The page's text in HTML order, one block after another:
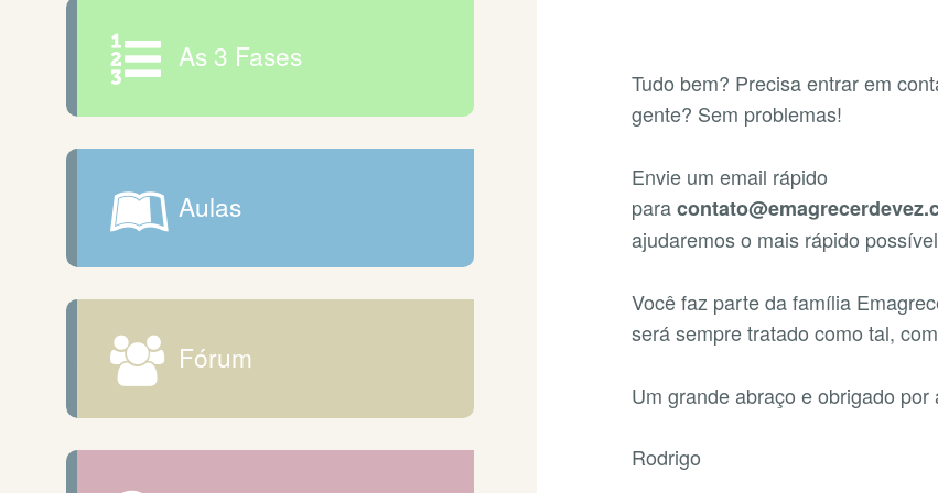
Tudo bem? Precisa entrar em
gente? Sem problemas!
Envie um email rápido
para
ajudaremos o mais rápido
Você faz parte da família
será sempre tratado como tal,
Um grande abraço e obrigado
Rodrigo
As 3 Fases
Aulas
Fórum